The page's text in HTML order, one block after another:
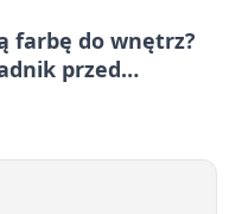
farbę do wnętrz?
przed